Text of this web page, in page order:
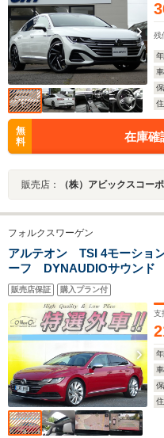
残
無
料
在庫確
販売店： （株）アビックスコーポレーシ
フォルクスワーゲン
アルテオン TSI 4モーショ
ーフ DYNAUDIOサウン
ビTV 360度カメラ ソナー
リアゲート ACC ETC
AppleCar USB Bluetooth
販売店保証 購入プラン付
支